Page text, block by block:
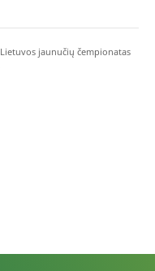
Lietuvos jaunučių čempionatas